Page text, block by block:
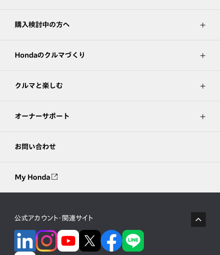
購入検討中の方へ
Hondaのクルマづくり
クルマと楽しむ
オーナーサポート
お問い合わせ
My Honda
公式アカウント・関連サイト